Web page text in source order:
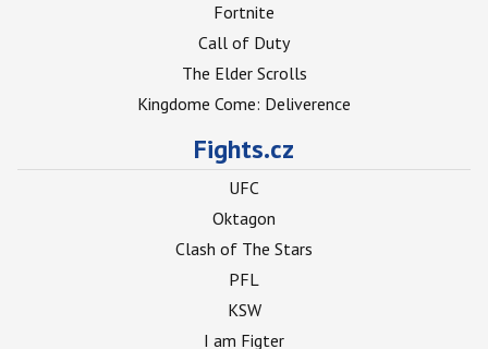
Fortnite
Call of Duty
The Elder Scrolls
Kingdome Come: Deliverence
Fights.cz
UFC
Oktagon
Clash of The Stars
PFL
KSW
I am Figter